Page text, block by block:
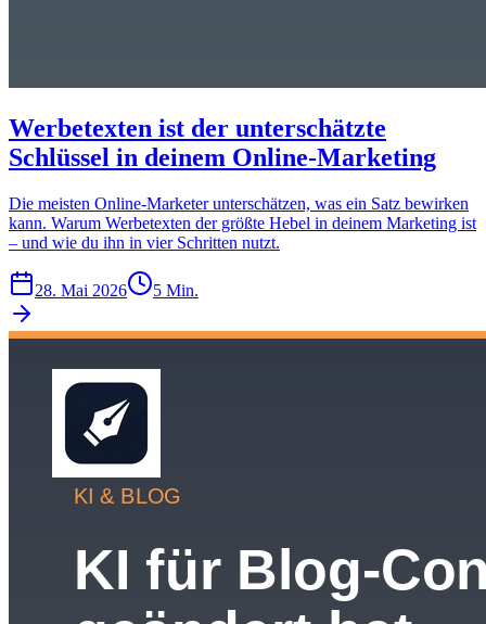
Werbetexten ist der unterschätzte
Schlüssel in deinem Online-Marketing
Die meisten Online-Marketer unterschätzen, was ein Satz bewirken
kann. Warum Werbetexten der größte Hebel in deinem Marketing ist
– und wie du ihn in vier Schritten nutzt.
28. Mai 2026 5 Min.